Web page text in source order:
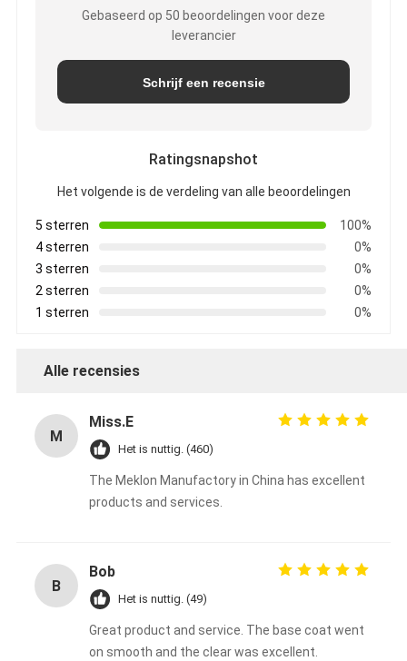
Gebaseerd op 50 beoordelingen voor deze
leverancier
Schrijf een recensie
Ratingsnapshot
Het volgende is de verdeling van alle beoordelingen
5 sterren
100%
4 sterren
0%
3 sterren
0%
2 sterren
0%
1 sterren
0%
Alle recensies
M
Miss.E
Het is nuttig. (460)
The Meklon Manufactory in China has excellent
products and services.
B
Bob
Het is nuttig. (49)
Great product and service. The base coat went
on smooth and the clear was excellent.